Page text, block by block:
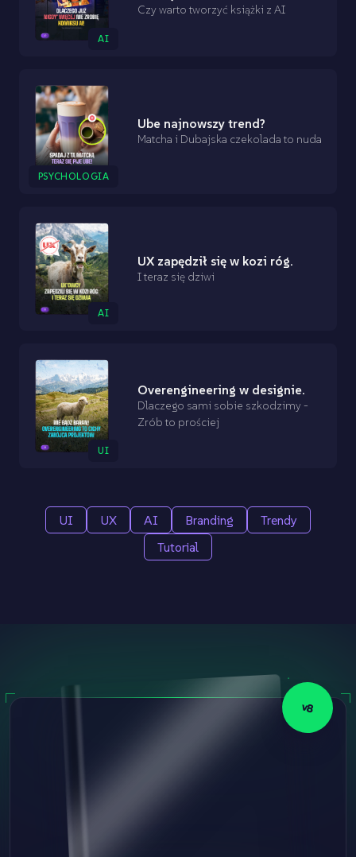
AI
Czy warto tworzyć książki z AI
PSYCHOLOGIA
Ube najnowszy trend?
Matcha i Dubajska czekolada to nuda
AI
UX zapędził się w kozi róg.
I teraz się dziwi
UI
Overengineering w designie.
Dlaczego sami sobie szkodzimy -
Zrób to prościej
UI UX AI Branding
Trendy
Tutorial
v8